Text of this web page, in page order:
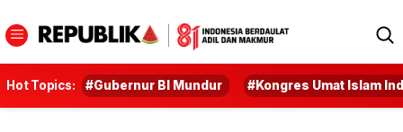
Hot Topics: #Gubernur BI Mundur #Kongres Umat Islam